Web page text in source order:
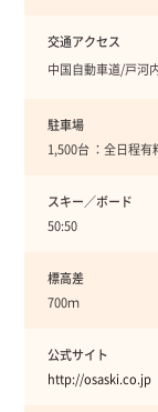
交通アクセス
中国自動車道/戸河
駐車場
1,500台 ：全日程有
スキー／ボード
50:50
標高差
700ｍ
公式サイト
http://osaski.co.jp